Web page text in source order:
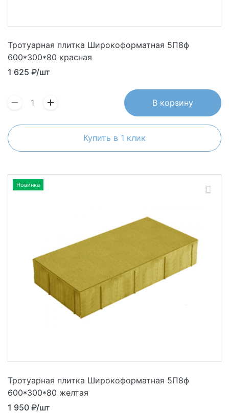
Тротуарная плитка Широкоформатная 5П8ф
600*300*80 красная
1 625 ₽/шт
В корзину
Купить в 1 клик
Новинка
Тротуарная плитка Широкоформатная 5П8ф
600*300*80 желтая
1 950 ₽/шт